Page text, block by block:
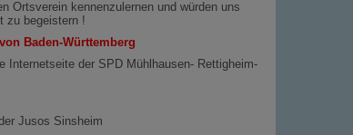
Ortsverein kennenzulernen und würden uns
zu begeistern !
Baden-Württemberg
Internetseite der SPD Mühlhausen- Rettigheim-
Jusos Sinsheim